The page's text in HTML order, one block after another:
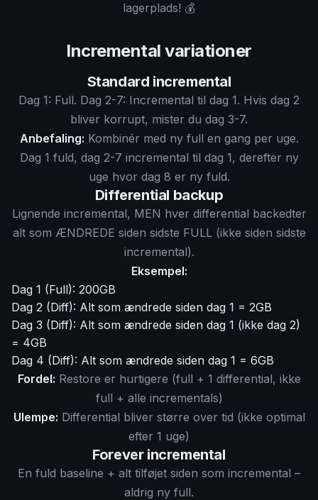
lagerplads! 💰
Incremental variationer
Standard incremental
Dag 1: Full. Dag 2-7: Incremental til dag 1. Hvis dag 2
bliver korrupt, mister du dag 3-7.
Anbefaling: Kombinér med ny full en gang per uge.
Dag 1 fuld, dag 2-7 incremental til dag 1, derefter ny
uge hvor dag 8 er ny fuld.
Differential backup
Lignende incremental, MEN hver differential backedter
alt som ÆNDREDE siden sidste FULL (ikke siden sidste
incremental).
Eksempel:
Dag 1 (Full): 200GB
Dag 2 (Diff): Alt som ændrede siden dag 1 = 2GB
Dag 3 (Diff): Alt som ændrede siden dag 1 (ikke dag 2)
= 4GB
Dag 4 (Diff): Alt som ændrede siden dag 1 = 6GB
Fordel: Restore er hurtigere (full + 1 differential, ikke
full + alle incrementals)
Ulempe: Differential bliver større over tid (ikke optimal
efter 1 uge)
Forever incremental
En fuld baseline + alt tilføjet siden som incremental –
aldrig ny full.